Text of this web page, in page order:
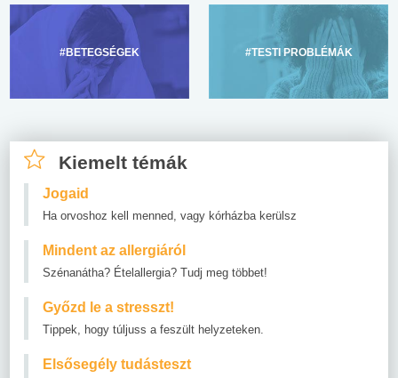
#BETEGSÉGEK #TESTI PROBLÉMÁK
Kiemelt témák
Jogaid
Ha orvoshoz kell menned, vagy kórházba kerülsz
Mindent az allergiáról
Szénanátha? Ételallergia? Tudj meg többet!
Győzd le a stresszt!
Tippek, hogy túljuss a feszült helyzeteken.
Elsősegély tudásteszt